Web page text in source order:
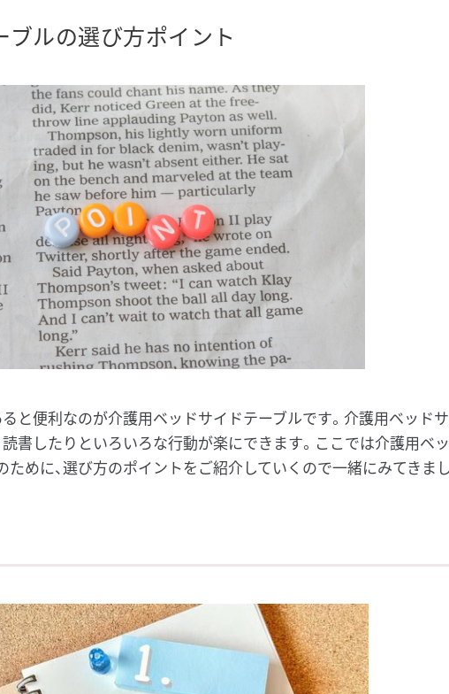
ルの選び方ポイント
と便利なのが介護用ベッドサイドテーブルです。介護用ベッド
書したりといろいろな行動が楽にできます。ここでは介護用ベ
めに、選び方のポイントをご紹介していくので一緒にみてきまし